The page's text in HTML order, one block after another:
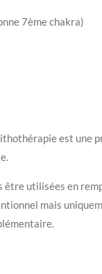
7ème chakra)
est une
être utilisées en
mais